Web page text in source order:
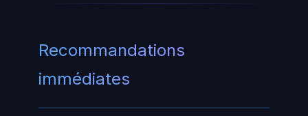
Recommandations
immédiates